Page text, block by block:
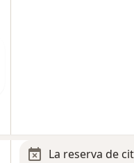
La reserva de